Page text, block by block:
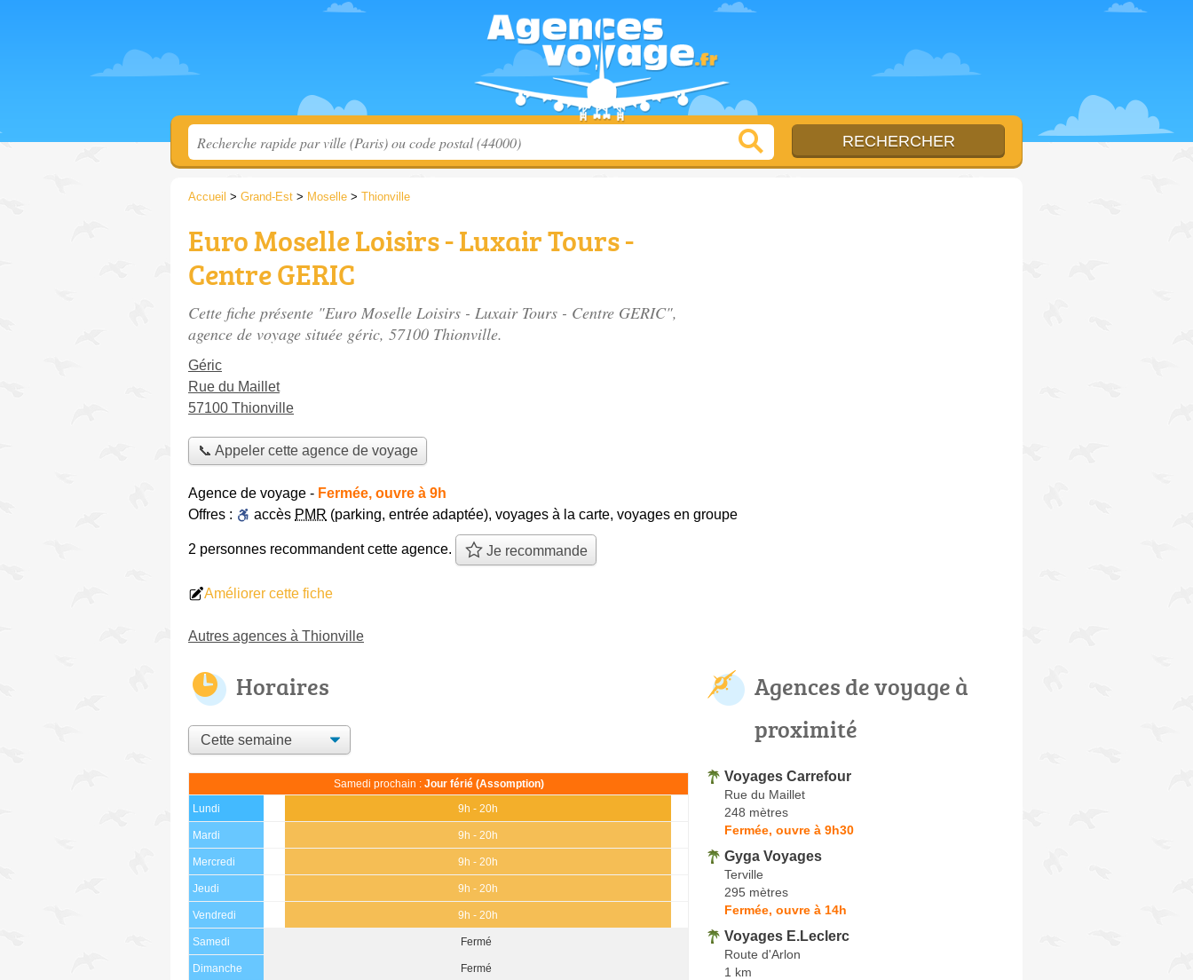
Accueil > Grand-Est > Moselle > Thionville
Euro Moselle Loisirs - Luxair Tours -
Centre GERIC
Cette fiche présente "Euro Moselle Loisirs - Luxair Tours - Centre GERIC",
agence de voyage située géric, 57100 Thionville.
Géric
Rue du Maillet
57100 Thionville
📞 Appeler cette agence de voyage
Agence de voyage - Fermée, ouvre à 9h
Offres :
accès PMR (parking, entrée adaptée), voyages à la carte, voyages en groupe
2 personnes recommandentcette agence. Je recommande
Améliorer cette fiche
Autres agences à Thionville
Horaires
Samedi prochain : Jour férié (Assomption)
Lundi 9h - 20h
Mardi 9h - 20h
Mercredi 9h - 20h
Jeudi 9h - 20h
Vendredi 9h - 20h
Samedi
(15 août)
Fermé
Dimanche Fermé
Agences de voyage à
proximité
Voyages Carrefour
Rue du Maillet
248 mètres
Fermée, ouvre à 9h30
Gyga Voyages
Terville
295 mètres
Fermée, ouvre à 14h
Voyages E.Leclerc
Route d'Arlon
1 km